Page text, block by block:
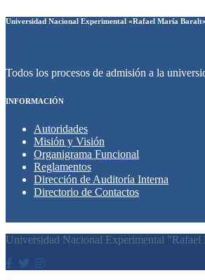
Universidad Nacional Experimental «Rafael María Baralt»
Todos los procesos de admisión a la
INFORMACIÓN
Autoridades
Misión y Visión
Organigrama Funcional
Reglamentos
Dirección de Auditoría Interna
Directorio de Contactos
Universidad Nacional Experimental "Rafael